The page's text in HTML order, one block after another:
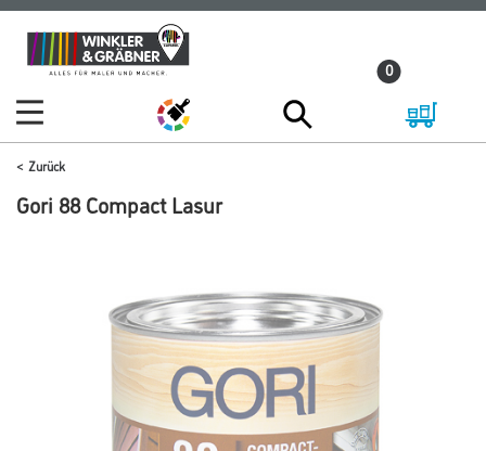
Zum
Inhalt
Zum
Navigationsmenü
0
Zurück
Gori 88 Compact Lasur